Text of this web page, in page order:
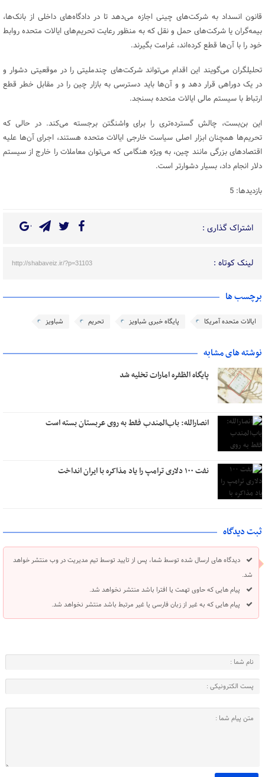
قانون انسداد به شرکت‌های چینی اجازه می‌دهد تا در دادگاه‌های داخلی از بانک‌ها،
بیمه‌گران یا شرکت‌های حمل و نقل که به منظور رعایت تحریم‌های ایالات متحده روابط
خود را با آن‌ها قطع کرده‌اند، غرامت بگیرند.
تحلیلگران می‌گویند این اقدام می‌تواند شرکت‌های چندملیتی را در موقعیتی دشوار و
در یک دوراهی قرار دهد و و آن‌ها باید دسترسی به بازار چین را در مقابل خطر قطع
ارتباط با سیستم مالی ایالات متحده بسنجد.
این بن‌بست، چالش گسترده‌تری را برای واشنگتن برجسته می‌کند. در حالی که
تحریم‌ها همچنان ابزار اصلی سیاست خارجی ایالات متحده هستند، اجرای آن‌ها علیه
اقتصادهای بزرگی مانند چین، به ویژه هنگامی که می‌توان معاملات را خارج از سیستم
دلار انجام داد، بسیار دشوارتر است.
بازدیدها: 5
اشتراک گذاری :
لینک کوتاه : http://shabaveiz.ir/?p=31103
برچسب ها
ایالات متحده آمریکا پایگاه خبری شباویز تحریم شباویز
نوشته های مشابه
پایگاه الظفره امارات تخلیه شد
انصارالله: باب‌المندب فقط به روی عربستان بسته است
نفت ۱۰۰ دلاری ترامپ را یاد مذاکره با ایران انداخت
ثبت دیدگاه
دیدگاه های ارسال شده توسط شما، پس از تایید توسط تیم مدیریت در وب منتشر خواهد
شد.
پیام هایی که حاوی تهمت یا افترا باشد منتشر نخواهد شد.
پیام هایی که به غیر از زبان فارسی یا غیر مرتبط باشد منتشر نخواهد شد.